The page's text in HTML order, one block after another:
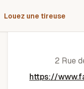
Louez une tireuse
2 Rue
https://